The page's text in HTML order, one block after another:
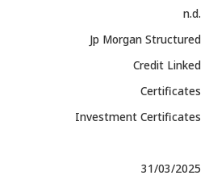
n.d.
Jp Morgan Structured
Credit Linked
Certificates
Investment Certificates
31/03/2025